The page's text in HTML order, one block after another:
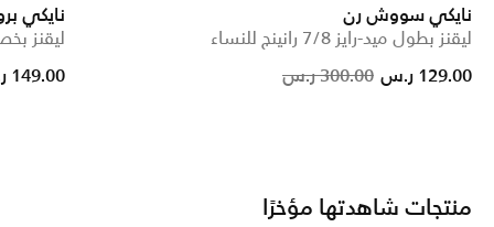
نايكي سووش رن
ليقنز بطول ميد-رايز 7/8 رانينج للنساء
Price reduced
300.00 ر.س to 129.00 ر.س
نايكي
ليقنز بخصر
reduced from
to
149.00 ر.س
منتجات شاهدتها مؤخرًا